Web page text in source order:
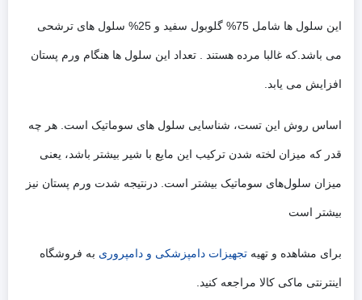
این سلول ها شامل 75% گلوبول سفید و 25% سلول های ترشحی
می باشد.که غالبا مرده هستند . تعداد این سلول ها هنگام ورم پستان
افزایش می یابد.
اساس روش این تست، شناسایی سلول های سوماتیک است. هر چه
قدر که میزان لخته شدن ترکیب این مایع با شیر بیشتر باشد، یعنی
میزان سلول‌های سوماتیک بیشتر است. درنتیجه شدت ورم پستان نیز
بیشتر است
برای مشاهده و تهیه تجهیزات دامپزشکی و دامپروری به فروشگاه
اینترنتی ماکی کالا مراجعه کنید.